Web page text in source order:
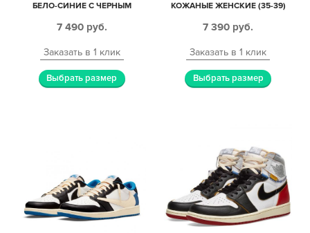
БЕЛО-СИНИЕ С ЧЕРНЫМ
7 490 руб.
Заказать в 1 клик
Выбрать размер
КОЖАНЫЕ ЖЕНСКИЕ (35-39)
7 390 руб.
Заказать в 1 клик
Выбрать размер